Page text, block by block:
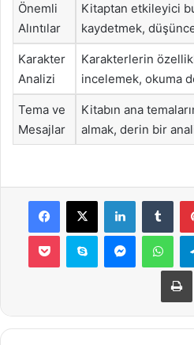
Önemli
Alıntılar
Kitaptan etkileyici
kaydetmek,
Karakter
Analizi
Karakterlerin
incelemek, okuma
Tema ve
Mesajlar
Kitabın ana
almak, derin bir
Facebook
X LinkedIn
Pocket Skype Messenger